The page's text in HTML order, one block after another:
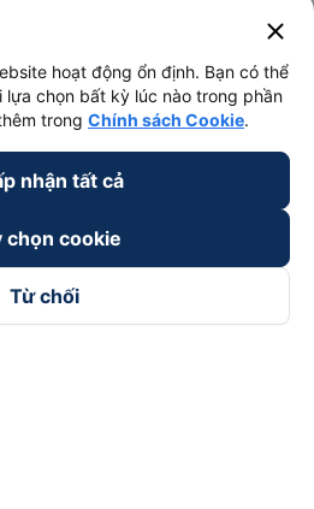
close
hoạt động ổn định. Bạn có thể
chọn bất kỳ lúc nào trong phần
trong Chính sách Cookie.
nhận tất cả
chọn cookie
Từ chối